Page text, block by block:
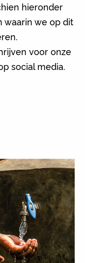
hieronder
waarin we op dit
voor onze
social media.